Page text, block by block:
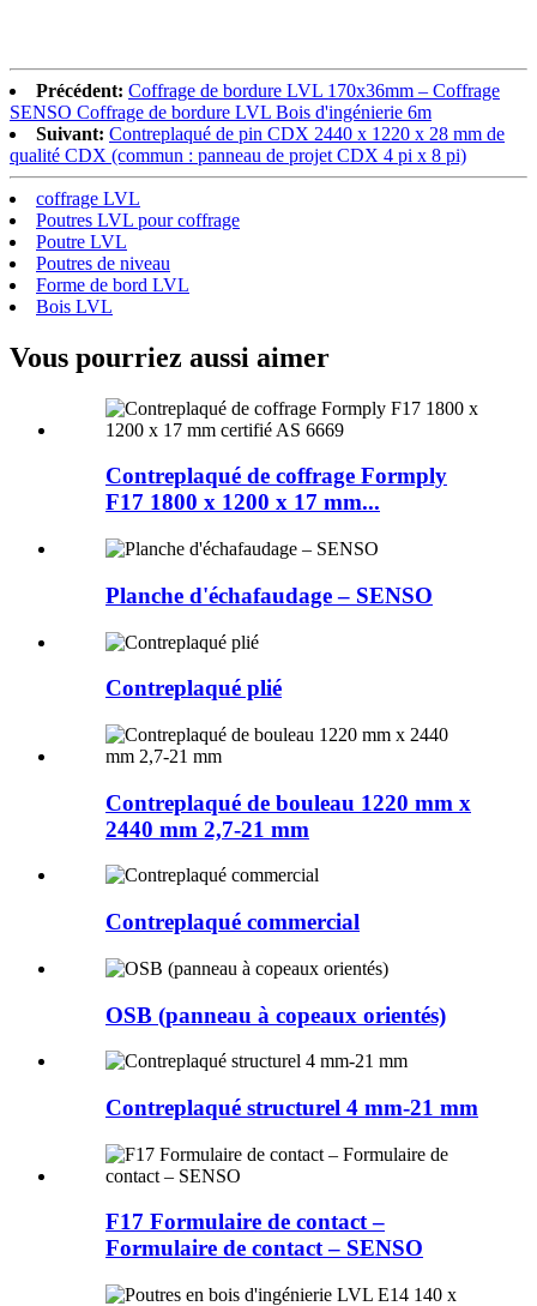
Précédent: Coffrage de bordure LVL 170x36mm – Coffrage
SENSO Coffrage de bordure LVL Bois d'ingénierie 6m
Suivant: Contreplaqué de pin CDX 2440 x 1220 x 28 mm de
qualité CDX (commun : panneau de projet CDX 4 pi x 8 pi)
coffrage LVL
Poutres LVL pour coffrage
Poutre LVL
Poutres de niveau
Forme de bord LVL
Bois LVL
Vous pourriez aussi aimer
Contreplaqué de coffrage Formply
F17 1800 x 1200 x 17 mm...
Planche d'échafaudage – SENSO
Contreplaqué plié
Contreplaqué de bouleau 1220 mm x
2440 mm 2,7-21 mm
Contreplaqué commercial
OSB (panneau à copeaux orientés)
Contreplaqué structurel 4 mm-21 mm
F17 Formulaire de contact –
Formulaire de contact – SENSO